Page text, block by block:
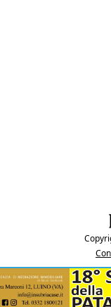
"Luinonotizie.it è una
tribunale di